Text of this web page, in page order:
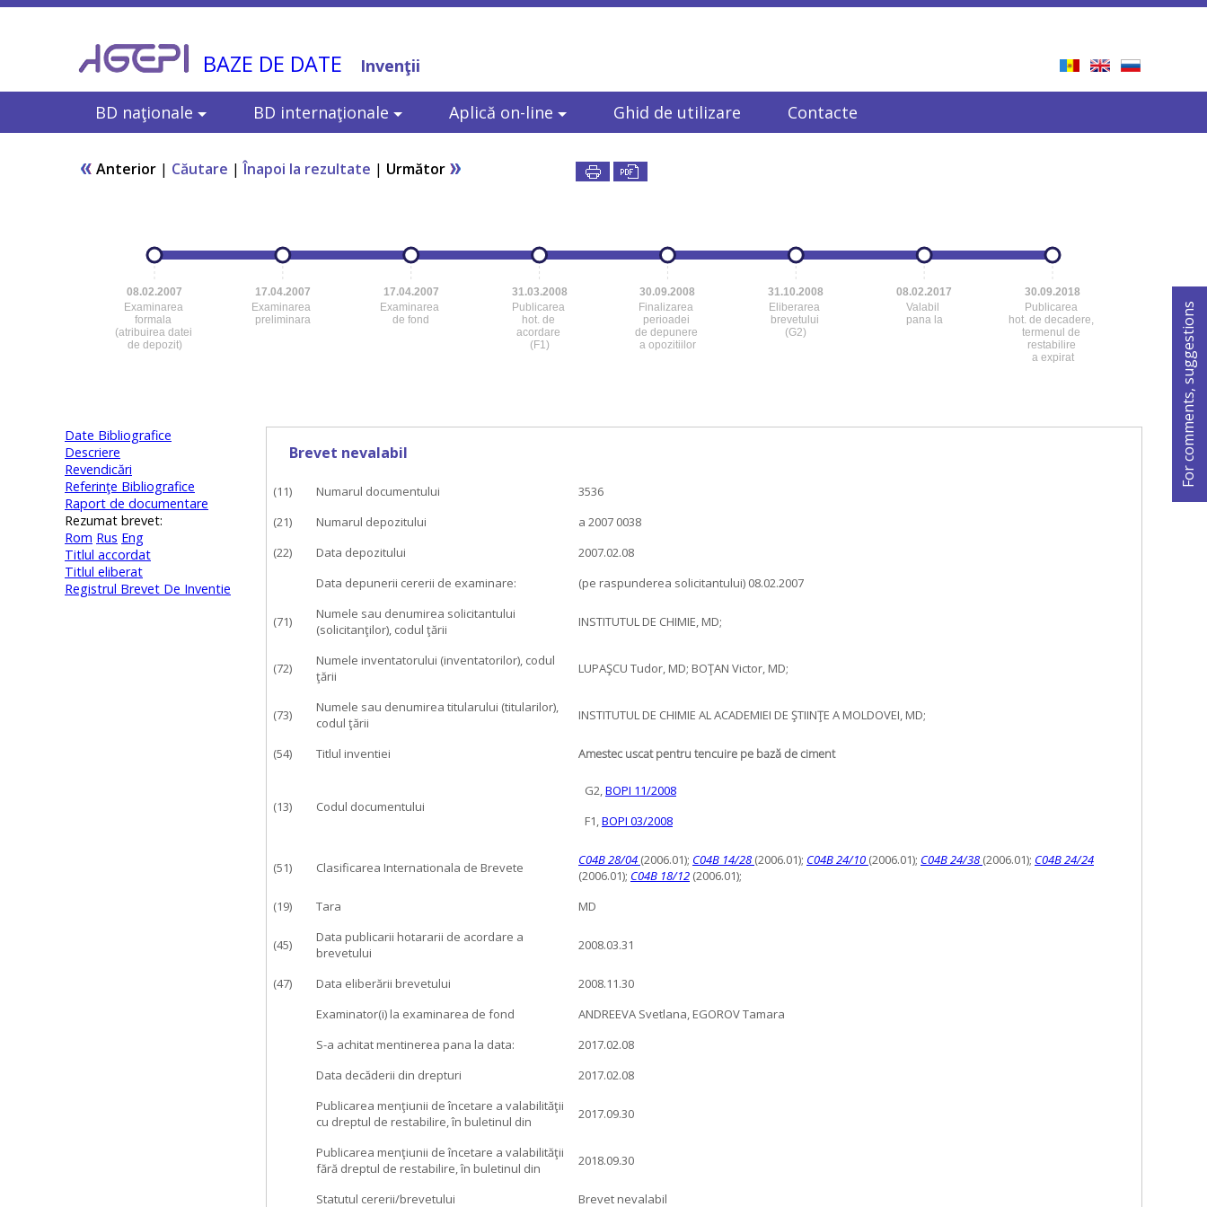
For comments, suggestions
BAZE DE DATE Invenţii
BD naţionale BD internaţionale Aplică on-line Ghid de utilizare Contacte
Anterior | Căutare |Înapoi la rezultate | Următor
08.02.2007
Examinarea
formala
(atribuirea datei
de depozit)
17.04.2007
Examinarea
preliminara
17.04.2007
Examinarea
de fond
31.03.2008
Publicarea
hot. de
acordare
(F1)
30.09.2008
Finalizarea
perioadei
de depunere
a opozitiilor
31.10.2008
Eliberarea
brevetului
(G2)
08.02.2017
Valabil
pana la
30.09.2018
Publicarea
hot. de decadere,
termenul de
restabilire
a expirat
Date Bibliografice
Descriere
Revendicări
Referinţe Bibliografice
Raport de documentare
Rezumat brevet:
Rom Rus Eng
Titlul accordat
Titlul eliberat
Registrul Brevet De Inventie
Brevet nevalabil
(11) Numarul documentului
3536
(21)
Numarul depozitului
a 2007 0038
(22)
Data depozitului
2007.02.08
Data depunerii cererii de examinare:
(pe raspunderea solicitantului) 08.02.2007
(71)
Numele sau denumirea solicitantului
(solicitanţilor), codul ţării
INSTITUTUL DE CHIMIE, MD;
(72)
Numele inventatorului (inventatorilor), codul
ţării
LUPAŞCU Tudor, MD; BOŢAN Victor, MD;
(73)
Numele sau denumirea titularului (titularilor),
codul ţării
INSTITUTUL DE CHIMIE AL ACADEMIEI DE ŞTIINŢE A MOLDOVEI, MD;
(54) Titlul inventiei Amestec uscat pentru tencuire pe bază de ciment
(13) Codul documentului
G2,BOPI 11/2008
F1,BOPI 03/2008
(51) Clasificarea Internationala de Brevete C04B 28/04 (2006.01); C04B 14/28 (2006.01); C04B 24/10 (2006.01); C04B 24/38 (2006.01); C04B 24/24
(2006.01); C04B 18/12 (2006.01);
(19)
Tara MD
(45)
Data publicarii hotararii de acordare a
brevetului
2008.03.31
(47) Data eliberării brevetului
2008.11.30
Examinator(i) la examinarea de fond
ANDREEVA Svetlana, EGOROV Tamara
S-a achitat mentinerea pana la data:
2017.02.08
Data decăderii din drepturi
2017.02.08
Publicarea menţiunii de încetare a valabilităţii
cu dreptul de restabilire, în buletinul din
2017.09.30
Publicarea menţiunii de încetare a valabilităţii
fără dreptul de restabilire, în buletinul din
2018.09.30
Statutul cererii/brevetului Brevet nevalabil